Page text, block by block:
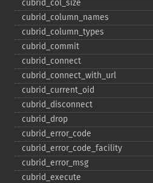
cubrid_​col_​size
cubrid_​column_​names
cubrid_​column_​types
cubrid_​commit
cubrid_​connect
cubrid_​connect_​with_​url
cubrid_​current_​oid
cubrid_​disconnect
cubrid_​drop
cubrid_​error_​code
cubrid_​error_​code_​facility
cubrid_​error_​msg
cubrid_​execute